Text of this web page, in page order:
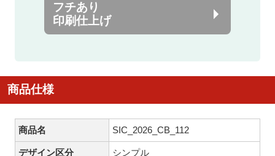
フチあり
印刷仕上げ
商品仕様
商品名 SIC_2026_CB_112
デザイン区分 シンプル